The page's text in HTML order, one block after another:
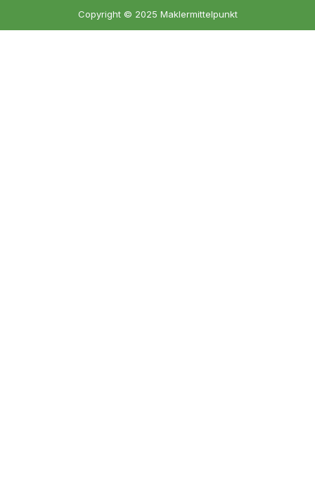
Copyright © 2025 Maklermittelpunkt